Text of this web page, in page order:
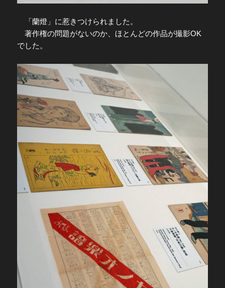
「蘭燈」に惹きつけられました。
著作権の問題がないのか、ほとんどの作品が撮影OK
でした。